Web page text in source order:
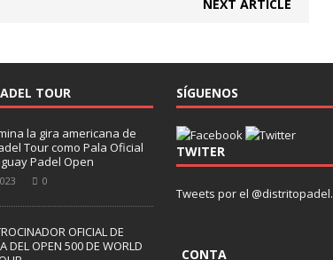
NEXT ARTICLE
TOUR
la gira americana de
Tour como Pala Oficial
Padel Open
0
OFICIAL DE
DEL OPEN 500 DE WORLD
SÍGUENOS
TWITER
Tweets por el @distritopadel.
CONTA